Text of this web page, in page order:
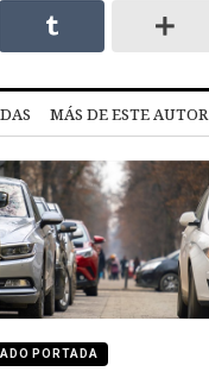
MÁS DE ESTE AUTOR
PORTADA